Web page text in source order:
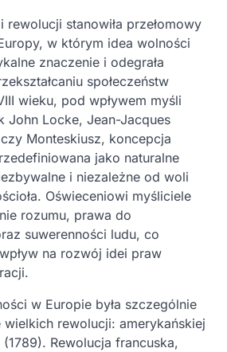
rewolucji stanowiła przełomowy
w którym idea wolności
znaczenie i odegrała
społeczeństw
wieku, pod wpływem myśli
John Locke, Jean-Jacques
Monteskiusz, koncepcja
jako naturalne
i niezależne od woli
Oświeceniowi myśliciele
rozumu, prawa do
suwerenności ludu, co
na rozwój idei praw
w Europie była szczególnie
rewolucji: amerykańskiej
Rewolucja francuska,